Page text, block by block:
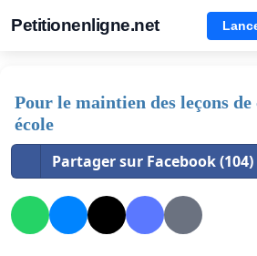
Petitionenligne.net
Pour le maintien des leçons
école
Partager sur Facebook (104)